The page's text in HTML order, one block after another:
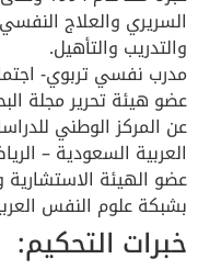
السريري والعلاج
والتدريب والتأهيل.
مدرب نفسي تربوي-
عضو هيئة تحرير مجلة
عن المركز الوطني
العربية السعودية –
عضو الهيئة الاستشارية
بشبكة علوم النفس
خبرات التحكيم: